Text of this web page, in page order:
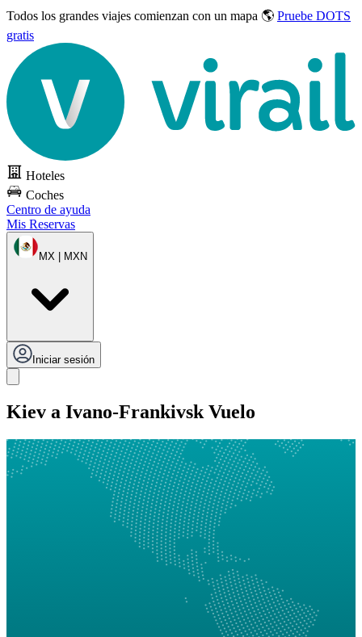
Todos los grandes viajes comienzan con un mapa 🌎 Pruebe DOTS
gratis
Hoteles
Coches
Centro de ayuda
Mis Reservas
MX | MXN
Iniciar sesión
Kiev a Ivano-Frankivsk Vuelo